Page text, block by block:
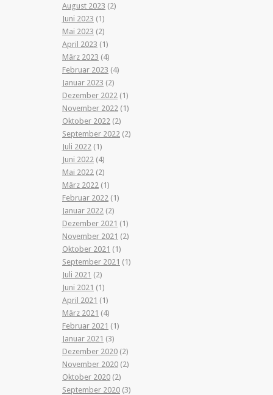
August 2023 (2)
Juni 2023 (1)
Mai 2023 (2)
April 2023 (1)
März 2023 (4)
Februar 2023 (4)
Januar 2023 (2)
Dezember 2022 (1)
November 2022 (1)
Oktober 2022 (2)
September 2022 (2)
Juli 2022 (1)
Juni 2022 (4)
Mai 2022 (2)
März 2022 (1)
Februar 2022 (1)
Januar 2022 (2)
Dezember 2021 (1)
November 2021 (2)
Oktober 2021 (1)
September 2021 (1)
Juli 2021 (2)
Juni 2021 (1)
April 2021 (1)
März 2021 (4)
Februar 2021 (1)
Januar 2021 (3)
Dezember 2020 (2)
November 2020 (2)
Oktober 2020 (2)
September 2020 (3)